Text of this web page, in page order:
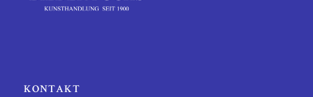
KONTAKT